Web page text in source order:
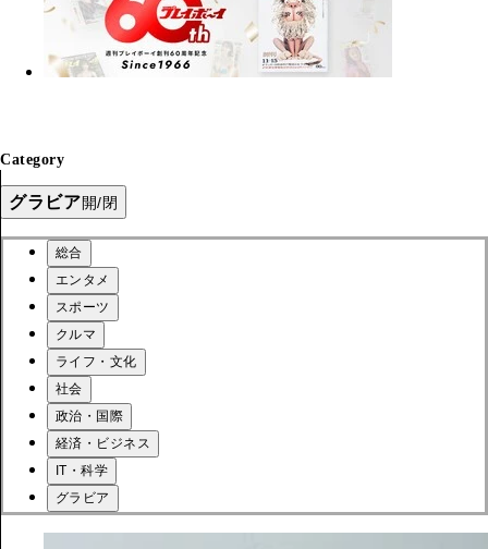
Category
グラビア開/閉
総合
エンタメ
スポーツ
クルマ
ライフ・文化
社会
政治・国際
経済・ビジネス
IT・科学
グラビア